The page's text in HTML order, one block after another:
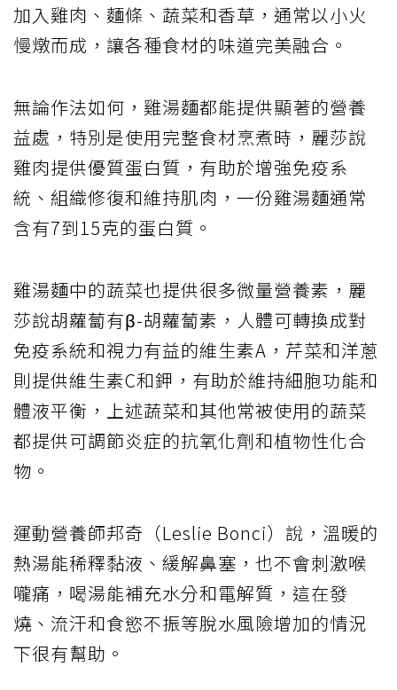
加入雞肉、麵條、蔬菜和香草，通常以小火
慢燉而成，讓各種食材的味道完美融合。
無論作法如何，雞湯麵都能提供顯著的營養
益處，特別是使用完整食材烹煮時，麗莎說
雞肉提供優質蛋白質，有助於增強免疫系
統、組織修復和維持肌肉，一份雞湯麵通常
含有7到15克的蛋白質。
雞湯麵中的蔬菜也提供很多微量營養素，麗
莎說胡蘿蔔有β-胡蘿蔔素，人體可轉換成對
免疫系統和視力有益的維生素A，芹菜和洋蔥
則提供維生素C和鉀，有助於維持細胞功能和
體液平衡，上述蔬菜和其他常被使用的蔬菜
都提供可調節炎症的抗氧化劑和植物性化合
物。
運動營養師邦奇（Leslie Bonci）說，溫暖的
熱湯能稀釋黏液、緩解鼻塞，也不會刺激喉
嚨痛，喝湯能補充水分和電解質，這在發
燒、流汗和食慾不振等脫水風險增加的情況
下很有幫助。